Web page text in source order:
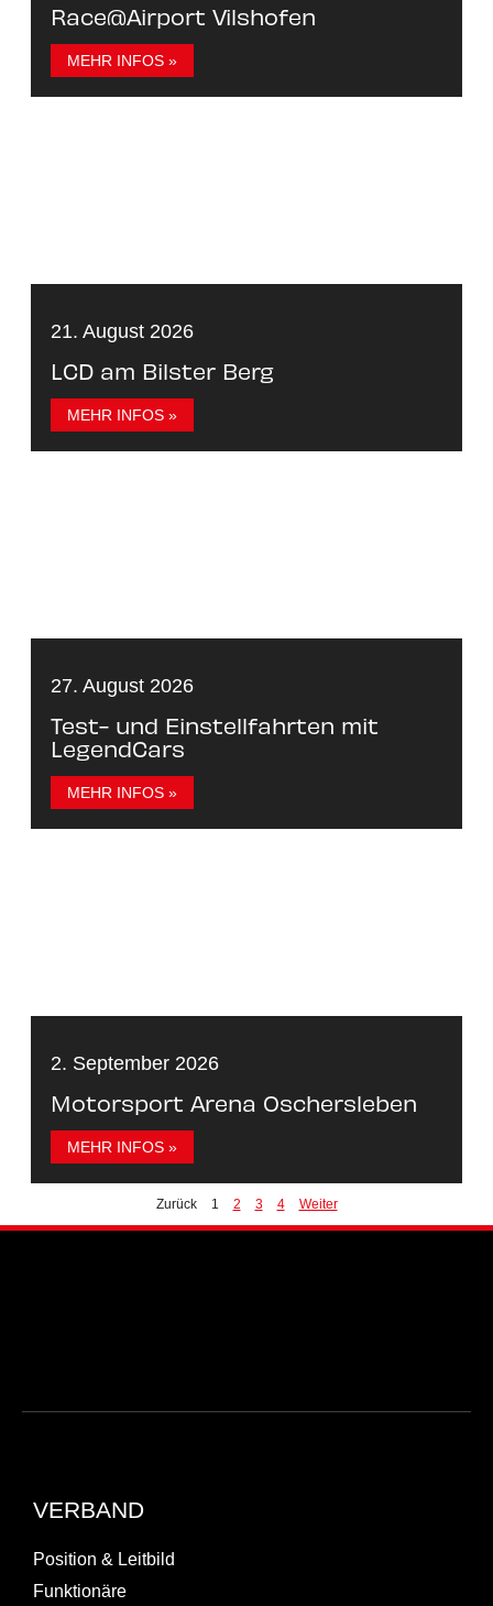
Race@Airport Vilshofen
MEHR INFOS »
21. August 2026
LCD am Bilster Berg
MEHR INFOS »
27. August 2026
Test- und Einstellfahrten mit
LegendCars
MEHR INFOS »
2. September 2026
Motorsport Arena Oschersleben
MEHR INFOS »
Zurück 1 2 3 4 Weiter
VERBAND
Position & Leitbild
Funktionäre